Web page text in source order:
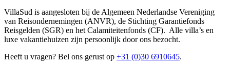
VillaSud is aangesloten bij de Algemeen Nederlandse Vereniging
van Reisondernemingen (ANVR), de Stichting Garantiefonds
Reisgelden (SGR) en het Calamiteitenfonds (CF). Alle villa’s en
luxe vakantiehuizen zijn persoonlijk door ons bezocht.
Heeft u vragen? Bel ons gerust op +31 (0)30 6910645.